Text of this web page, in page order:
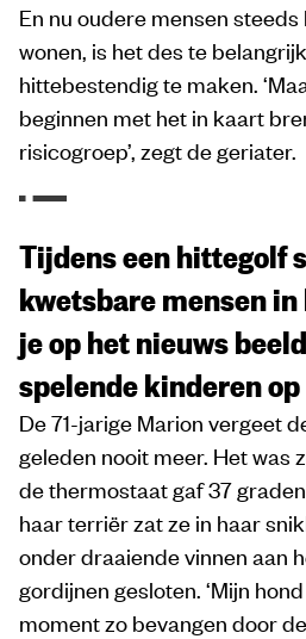
En nu oudere mensen
wonen, is het des te
hittebestendig te maken.
beginnen met het in kaart
risicogroep’, zegt de geriater.
Tijdens een hittegolf
kwetsbare mensen
je op het nieuws
spelende kinderen
De 71-jarige Marion vergeet
geleden nooit meer. Het was
de thermostaat gaf 37
haar terriër zat ze in haar
onder draaiende vinnen aan
gordijnen gesloten. ‘Mijn
moment zo bevangen door